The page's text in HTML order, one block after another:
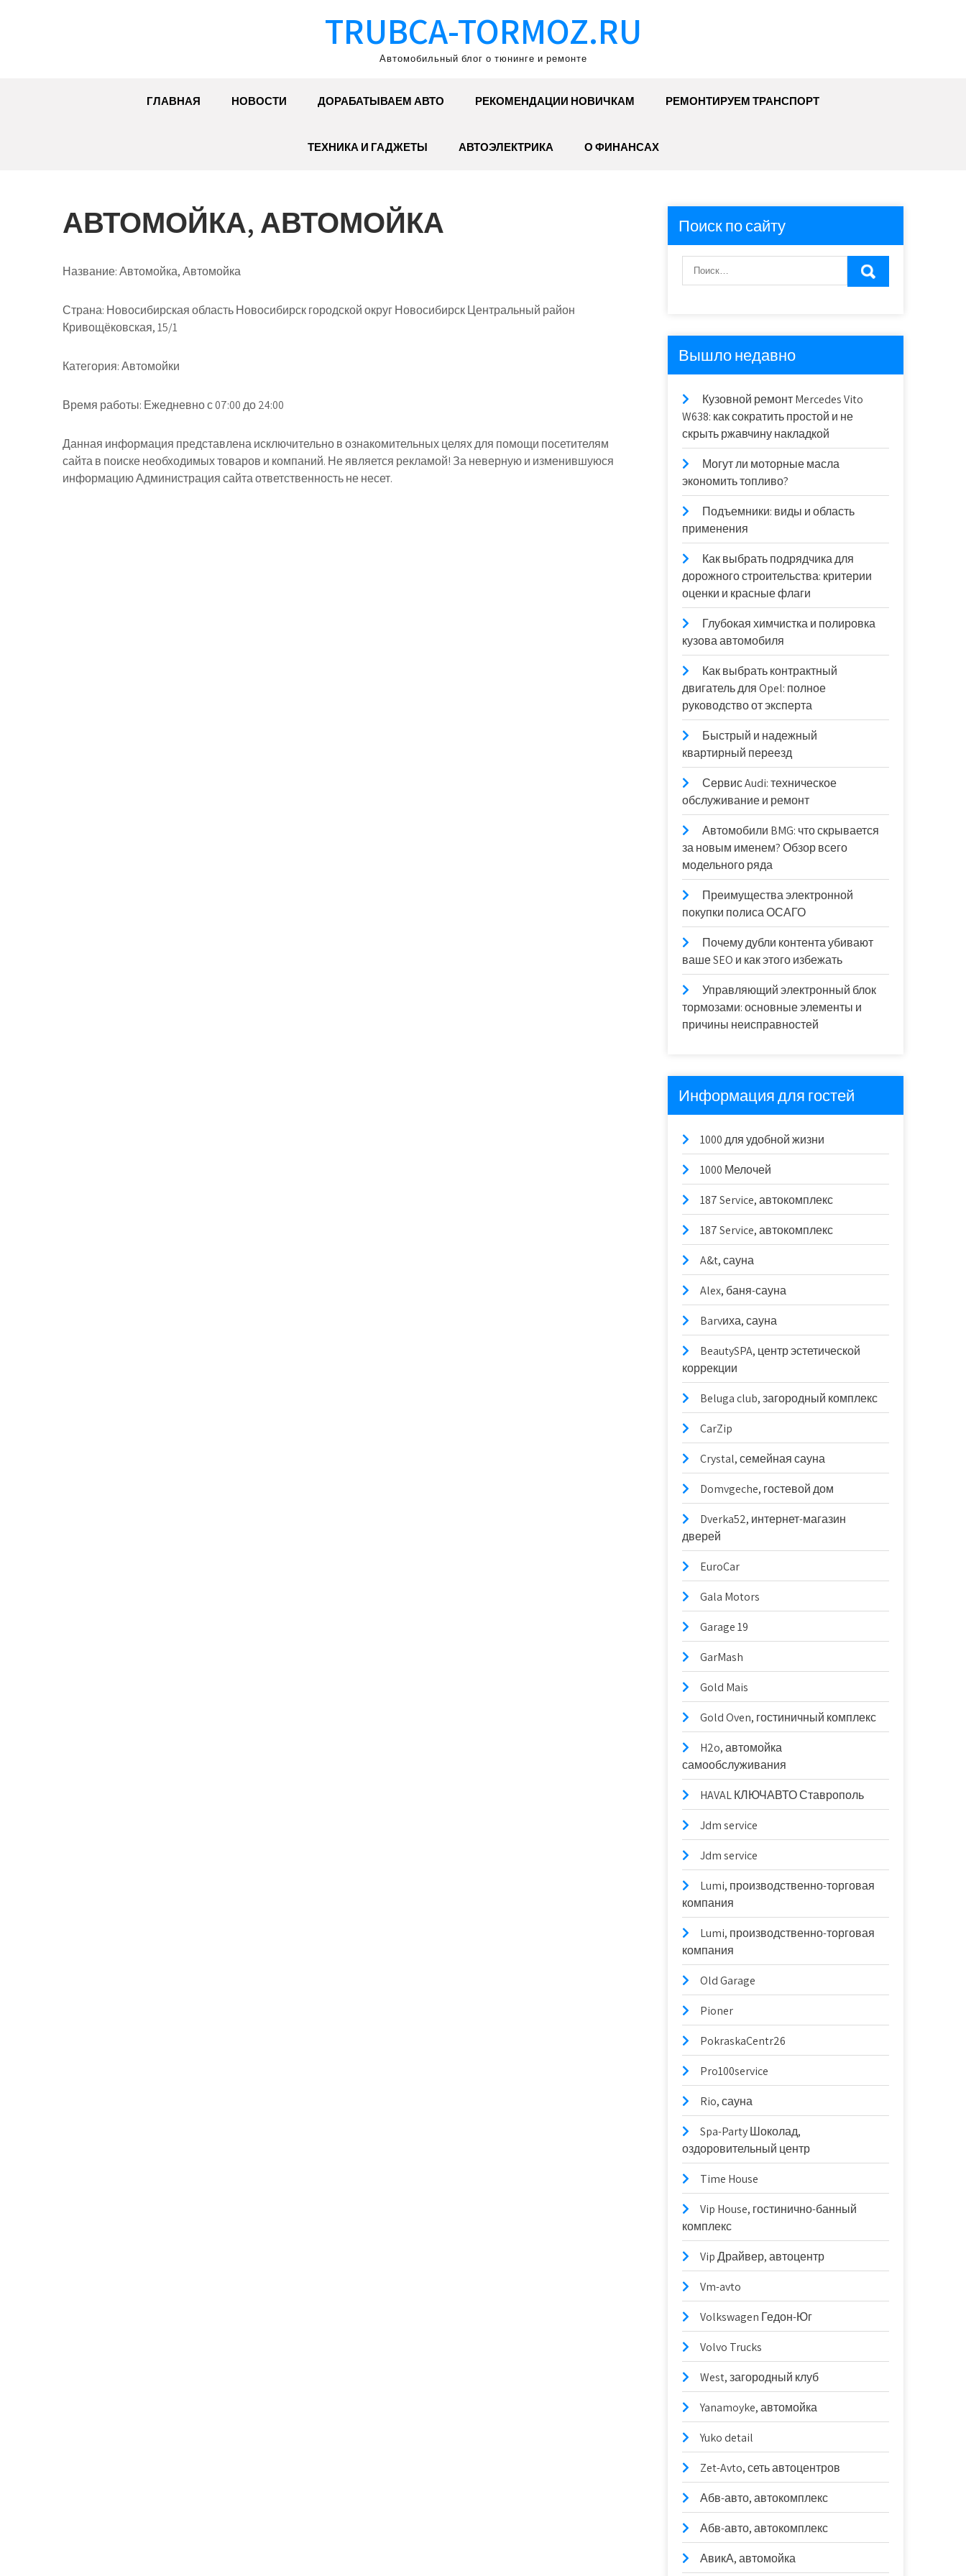
TRUBCA-TORMOZ.RU
Автомобильный блог о тюнинге и ремонте
ГЛАВНАЯ НОВОСТИ ДОРАБАТЫВАЕМ АВТО РЕКОМЕНДАЦИИ НОВИЧКАМ РЕМОНТИРУЕМ ТРАНСПОРТ
ТЕХНИКА И ГАДЖЕТЫ АВТОЭЛЕКТРИКА О ФИНАНСАХ
АВТОМОЙКА, АВТОМОЙКА
Название:Автомойка, Автомойка
Страна: Новосибирская область Новосибирск городской округ Новосибирск Центральный район
Кривощёковская, 15/1
Категория:Автомойки
Время работы: Ежедневно с 07:00 до 24:00
Данная информация представлена исключительно в ознакомительных целях для помощи посетителям
сайта в поиске необходимых товаров и компаний. Не является рекламой! За неверную и изменившуюся
информацию Администрация сайта ответственность не несет.
Поиск по сайту
Вышло недавно
Кузовной ремонт Mercedes Vito
W638: как сократить простой и не
скрыть ржавчину накладкой
Могут ли моторные масла
экономить топливо?
Подъемники: виды и область
применения
Как выбрать подрядчика для
дорожного строительства: критерии
оценки и красные флаги
Глубокая химчистка и полировка
кузова автомобиля
Как выбрать контрактный
двигатель для Opel: полное
руководство от эксперта
Быстрый и надежный
квартирный переезд
Сервис Audi: техническое
обслуживание и ремонт
Автомобили BMG: что скрывается
за новым именем? Обзор всего
модельного ряда
Преимущества электронной
покупки полиса ОСАГО
Почему дубли контента убивают
ваше SEO и как этого избежать
Управляющий электронный блок
тормозами: основные элементы и
причины неисправностей
Информация для гостей
1000 для удобной жизни
1000 Мелочей
187 Service, автокомплекс
187 Service, автокомплекс
A&t, сауна
Alex, баня-сауна
Barvиха, сауна
BeautySPA, центр эстетической
коррекции
Beluga club, загородный комплекс
CarZip
Crystal, семейная сауна
Domvgeche, гостевой дом
Dverka52, интернет-магазин
дверей
EuroCar
Gala Motors
Garage 19
GarMash
Gold Mais
Gold Oven, гостиничный комплекс
H2o, автомойка
самообслуживания
HAVAL КЛЮЧАВТО Ставрополь
Jdm service
Jdm service
Lumi, производственно-торговая
компания
Lumi, производственно-торговая
компания
Old Garage
Pioner
PokraskaCentr26
Pro100service
Rio, сауна
Spa-Party Шоколад,
оздоровительный центр
Time House
Vip House, гостинично-банный
комплекс
Vip Драйвер, автоцентр
Vm-avto
Volkswagen Гедон-Юг
Volvo Trucks
West, загородный клуб
Yanamoyke, автомойка
Yuko detail
Zet-Avto, сеть автоцентров
Абв-авто, автокомплекс
Абв-авто, автокомплекс
АвикА, автомойка